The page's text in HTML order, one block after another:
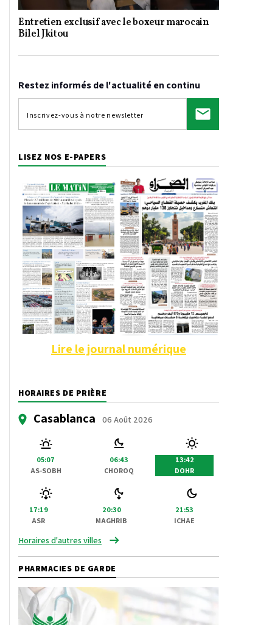
Entretien exclusif avec le boxeur marocain
Bilel Jkitou
Restez informés de l'actualité en continu
LISEZ NOS E-PAPERS
Lire le journal numérique
HORAIRES DE PRIÈRE
Casablanca 06 Août 2026
05:07
AS-SOBH
06:43
CHOROQ
13:42
DOHR
17:19
ASR
20:30
MAGHRIB
21:53
ICHAE
Horaires d'autres villes
PHARMACIES DE GARDE